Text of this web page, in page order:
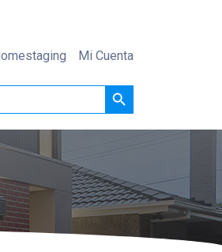
Mi Cuenta
Botón de búsqueda